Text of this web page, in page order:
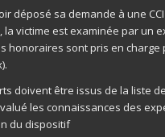
déposé sa demande à une
la victime est examinée par un
honoraires sont pris en charge
doivent être issus de la liste
les connaissances des
du dispositif